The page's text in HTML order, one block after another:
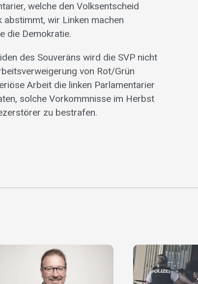
welche den Volksentscheid
wir Linken machen
die Demokratie.
des Souveräns wird die SVP nicht
von Rot/Grün
Arbeit die linken Parlamentarier
solche Vorkommnisse im Herbst
zu bestrafen.